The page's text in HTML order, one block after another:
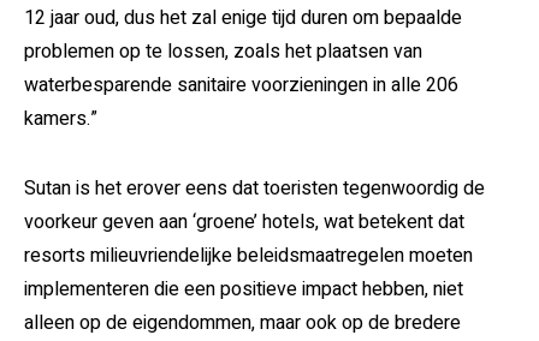
12 jaar oud, dus het zal enige tijd duren om bepaalde
problemen op te lossen, zoals het plaatsen van
waterbesparende sanitaire voorzieningen in alle 206
kamers.”
Sutan is het erover eens dat toeristen tegenwoordig de
voorkeur geven aan ‘groene’ hotels, wat betekent dat
resorts milieuvriendelijke beleidsmaatregelen moeten
implementeren die een positieve impact hebben, niet
alleen op de eigendommen, maar ook op de bredere